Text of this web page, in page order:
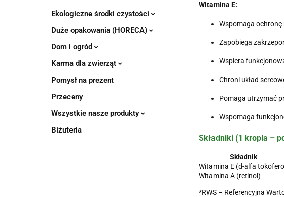
Ekologiczne środki czystości
Duże opakowania (HORECA)
Dom i ogród
Karma dla zwierząt
Pomysł na prezent
Przeceny
Wszystkie nasze produkty
Biżuteria
Witamina E:
Wspomaga
Zapobiega
Wspiera
Chroni układ
Pomaga utrzymać
Wspomaga
Składniki (1 kropla –
Składnik
Witamina E (d-alfa
Witamina A (retinol)
*RWS – Referencyjna